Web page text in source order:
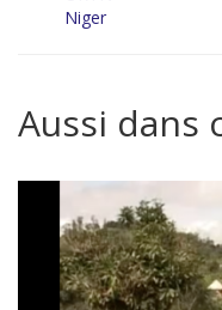
Niger
Aussi dans